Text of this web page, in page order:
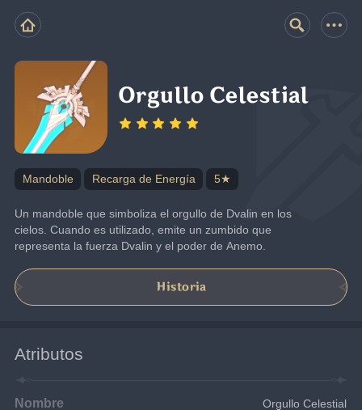
Orgullo Celestial
Mandoble Recarga de Energía 5★
Un mandoble que simboliza el orgullo de Dvalin en los
cielos. Cuando es utilizado, emite un zumbido que
representa la fuerza Dvalin y el poder de Anemo.
Historia
Atributos
Nombre Orgullo Celestial